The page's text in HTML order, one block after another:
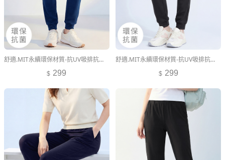
舒適.MIT永續環保材質-抗UV吸排抗菌束口長褲
299
舒適.MIT永續環保材質-抗UV吸排抗菌束口長褲
299